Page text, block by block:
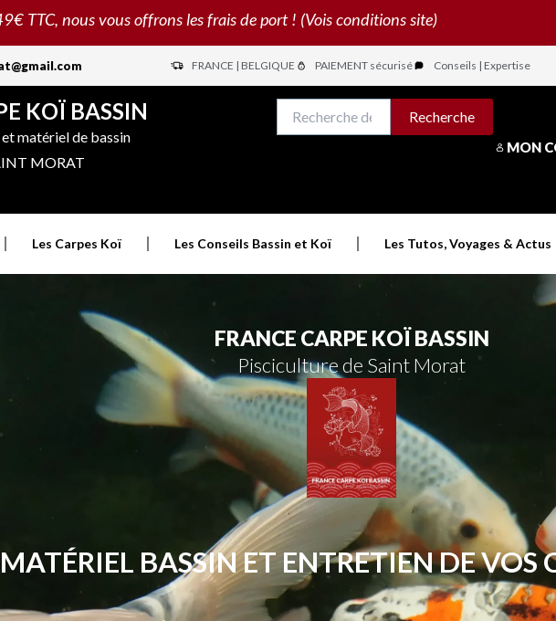
TTC, nous vous offrons les frais de port ! (Vois conditions site)
FRANCE | BELGIQUE PAIEMENT sécurisé Conseils | Expertise
KOÏ BASSIN
matériel de bassin
MORAT
pour :
Recherche
MON
Les Carpes Koï Les Conseils Bassin et Koï Les Tutos, Voyages & Actus
FRANCE CARPE KOÏ BASSIN
Pisciculture de Saint Morat
MATÉRIEL BASSIN ET ENTRETIEN DE VOS